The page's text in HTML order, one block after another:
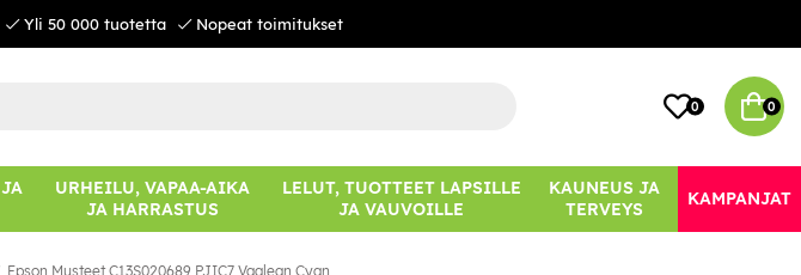
Yli 50 000 tuotetta Nopeat toimitukset
0 0
URHEILU, VAPAA-AIKA
JA HARRASTUS
LELUT, TUOTTEET LAPSILLE
JA VAUVOILLE
KAUNEUS JA
TERVEYS
KAMPANJAT
Epson Musteet C13S020689 PJIC7 Vaalean Cyan